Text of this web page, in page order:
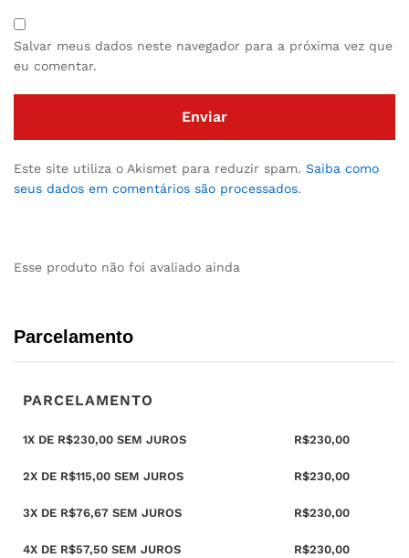
Salvar meus dados neste navegador para a próxima vez que
eu comentar.
Este site utiliza o Akismet para reduzir spam. Saiba como
seus dados em comentários são processados.
Esse produto não foi avaliado ainda
Parcelamento
PARCELAMENTO
1X DE R$230,00 SEM JUROS R$230,00
2X DE R$115,00 SEM JUROS R$230,00
3X DE R$76,67 SEM JUROS R$230,00
4X DE R$57,50 SEM JUROS R$230,00